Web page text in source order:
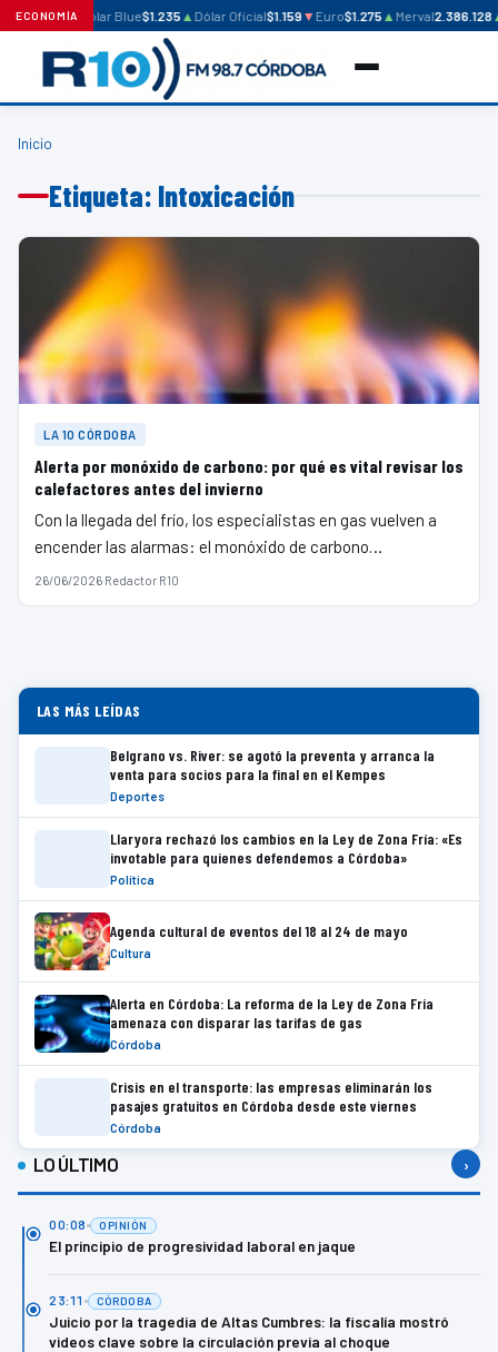
ECONOMÍA Dólar Blue$1.235▲ Dólar Oficial$1.159▼Euro$1.275▲ Merval2.386.128
Inicio
Etiqueta: Intoxicación
LA 10 CÓRDOBA
Alerta por monóxido de carbono: por qué es vital revisar los
calefactores antes del invierno
Con la llegada del frío, los especialistas en gas vuelven a
encender las alarmas: el monóxido de carbono…
26/06/2026·Redactor R10
LAS MÁS LEÍDAS
Belgrano vs. River: se agotó la preventa y arranca la
venta para socios para la final en el Kempes
Deportes
Llaryora rechazó los cambios en la Ley de Zona Fría: «Es
invotable para quienes defendemos a Córdoba»
Política
Agenda cultural de eventos del 18 al 24 de mayo
Cultura
Alerta en Córdoba: La reforma de la Ley de Zona Fría
amenaza con disparar las tarifas de gas
Córdoba
Crisis en el transporte: las empresas eliminarán los
pasajes gratuitos en Córdoba desde este viernes
Córdoba
LO ÚLTIMO ›
00:08 OPINIÓN
El principio de progresividad laboral en jaque
23:11 CÓRDOBA
Juicio por la tragedia de Altas Cumbres: la fiscalía mostró
videos clave sobre la circulación previa al choque